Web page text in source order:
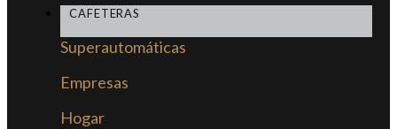
CAFETERAS
Superautomáticas
Empresas
Hogar